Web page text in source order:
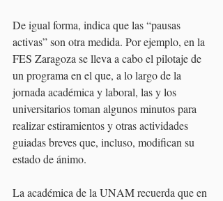
De igual forma, indica que las “pausas
activas” son otra medida. Por ejemplo, en la
FES Zaragoza se lleva a cabo el pilotaje de
un programa en el que, a lo largo de la
jornada académica y laboral, las y los
universitarios toman algunos minutos para
realizar estiramientos y otras actividades
guiadas breves que, incluso, modifican su
estado de ánimo.
La académica de la UNAM recuerda que en